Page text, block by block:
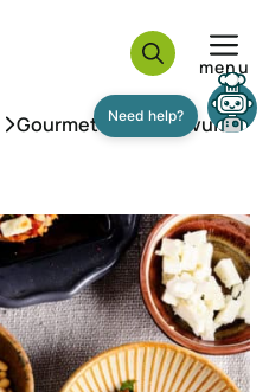
menu
»Gourmet recept gevulde